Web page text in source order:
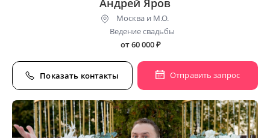
Андрей Яров
Москва и М.О.
Ведение свадьбы
от 60 000₽
Отправить запрос
Показать контакты